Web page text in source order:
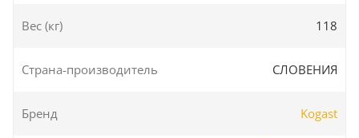
Вес (кг) 118
Страна-производитель СЛОВЕНИЯ
Бренд Kogast